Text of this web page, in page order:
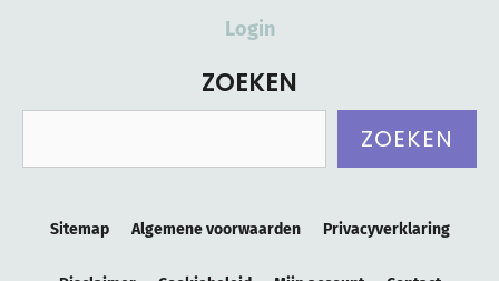
Login
ZOEKEN
ZOEKEN
Sitemap Algemene voorwaarden Privacyverklaring